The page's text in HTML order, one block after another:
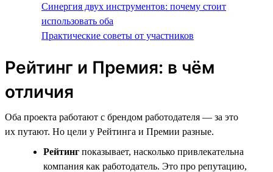
Синергия двух инструментов: почему стоит
использовать оба
Практические советы от участников
Рейтинг и Премия: в чём
отличия
Оба проекта работают с брендом работодателя — за это
их путают. Но цели у Рейтинга и Премии разные.
Рейтинг показывает, насколько привлекательна
компания как работодатель. Это про репутацию,